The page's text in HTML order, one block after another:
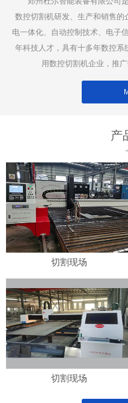
数控切割机研发、生产和销售
电一体化、自动控制技术、电子
年科技人才，具有十多年数控
用数控切割机企业，推
产
切割现场
切割现场